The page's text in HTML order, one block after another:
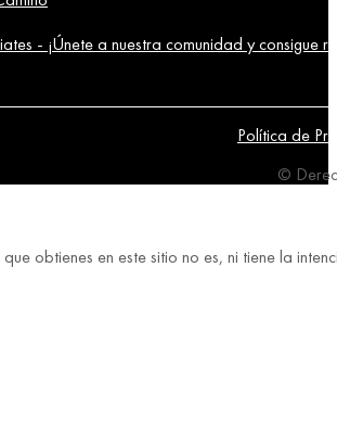
- ¡Únete a nuestra comunidad y consigue
Política de
©
que obtienes en este sitio no es, ni tiene la